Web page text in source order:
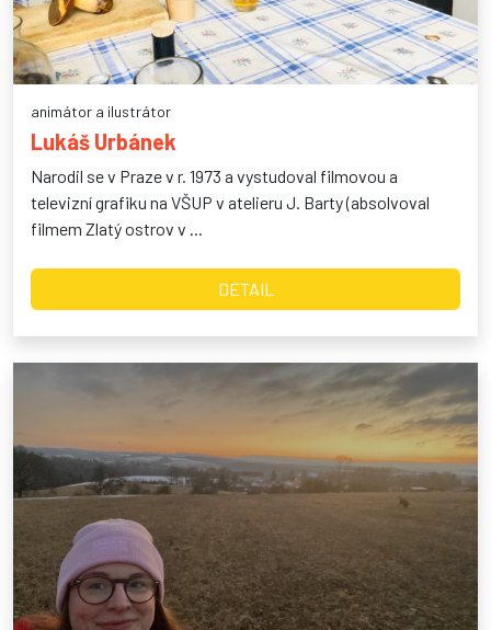
animátor a ilustrátor
Lukáš Urbánek
Narodil se v Praze v r. 1973 a vystudoval filmovou a
televizní grafiku na VŠUP v atelieru J. Barty (absolvoval
filmem Zlatý ostrov v ...
DETAIL